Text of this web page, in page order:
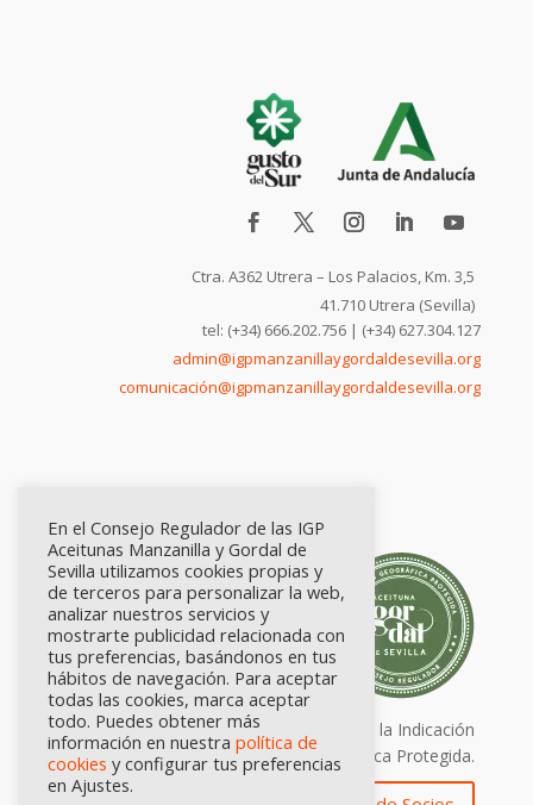
Ctra. A362 Utrera – Los Palacios, Km. 3,5
41.710 Utrera (Sevilla)
tel: (+34) 666.202.756 | (+34) 627.304.127
admin@igpmanzanillaygordaldesevilla.org
comunicación@igpmanzanillaygordaldesevilla.org
Calidad certificada por Origen. Sellos de la Indicación
Geográfica Protegida.
En el Consejo Regulador de las IGP
Aceitunas Manzanilla y Gordal de
Sevilla utilizamos cookies propias y
de terceros para personalizar la web,
analizar nuestros servicios y
mostrarte publicidad relacionada con
tus preferencias, basándonos en tus
hábitos de navegación. Para aceptar
todas las cookies, marca aceptar
todo. Puedes obtener más
información en nuestra política de
cookies y configurar tus preferencias
en Ajustes.